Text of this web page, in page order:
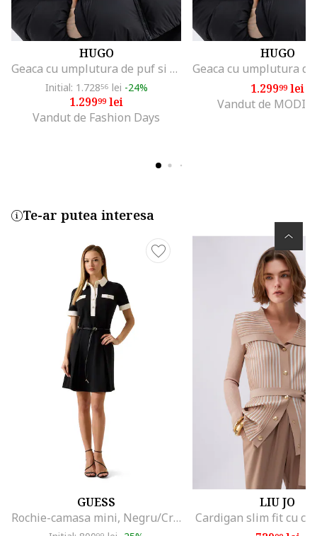
HUGO
Geaca cu umplutura de puf si gluga Francesca, Negru
Initial: 1.72856 lei -24%
1.29999lei
Vandut de Fashion Days
HUGO
1.29999lei
Vandut de
Te-ar putea interesa
GUESS
Rochie-camasa mini, Negru/Crem
LIU JO
Cardigan slim fit cu